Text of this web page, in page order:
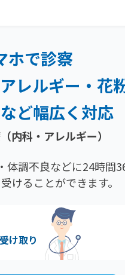
ホで診察
アレルギー・花
ど幅広く対応
（内科・アレルギー）
調不良などに24時間
けることができます。
け取り